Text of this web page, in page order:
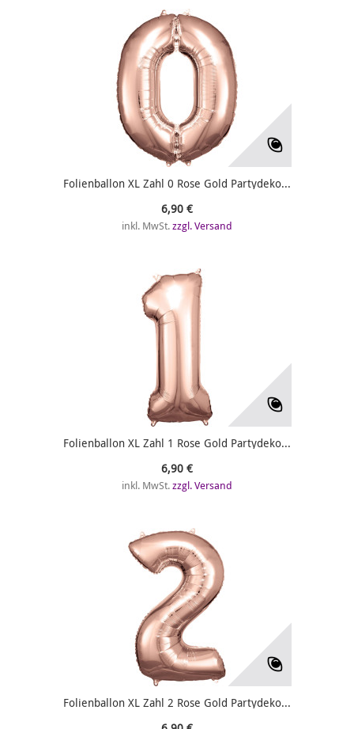
Folienballon XL Zahl 0 Rose Gold Partydeko...
6,90 €
inkl. MwSt.zzgl. Versand
Folienballon XL Zahl 1 Rose Gold Partydeko...
6,90 €
inkl. MwSt.zzgl. Versand
Folienballon XL Zahl 2 Rose Gold Partydeko...